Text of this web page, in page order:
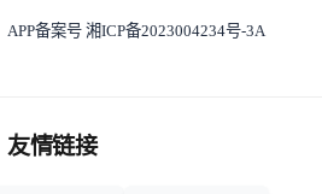
APP备案号 湘ICP备2023004234号-3A
友情链接